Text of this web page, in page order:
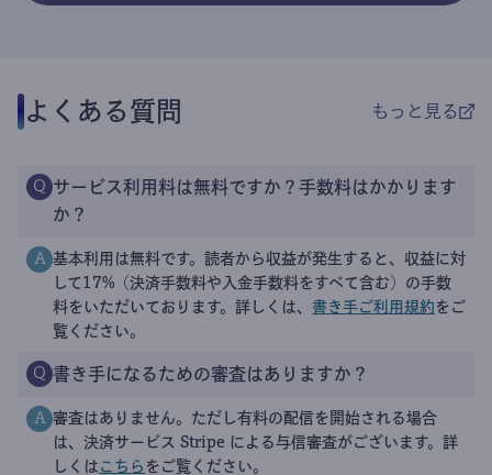
よくある質問 もっと見る
Q サービス利用料は無料ですか？手数料はかかります
か？
A 基本利用は無料です。読者から収益が発生すると、収益に対
して17%（決済手数料や入金手数料をすべて含む）の手数
料をいただいております。詳しくは、 書き手ご利用規約 をご
覧ください。
Q 書き手になるための審査はありますか？
A 審査はありません。ただし有料の配信を開始される場合
は、決済サービス Stripe による与信審査がございます。詳
しくは こちら をご覧ください。